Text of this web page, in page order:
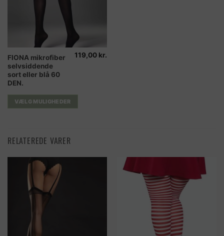
FIONA mikrofiber
selvsiddende
sort eller blå 60
DEN.
119,00 kr.
VÆLG MULIGHEDER
Dette
vare
har
flere
varianter.
Mulighederne
på
RELATEREDE VARER